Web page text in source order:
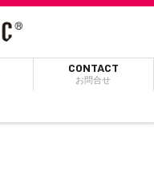
CONTACT
お問合せ